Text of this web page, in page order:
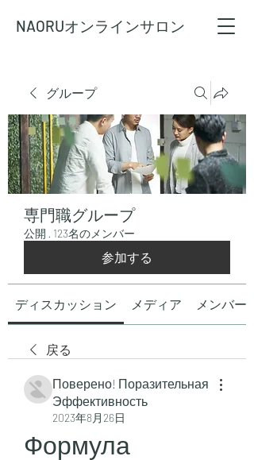
NAORUオンラインサロン
グループ
専門職グループ
公開 · 123名のメンバー
参加する
ディスカッション メディア メンバー
戻る
Поверено! Поразительная
Эффективность
2023年8月26日
Формула